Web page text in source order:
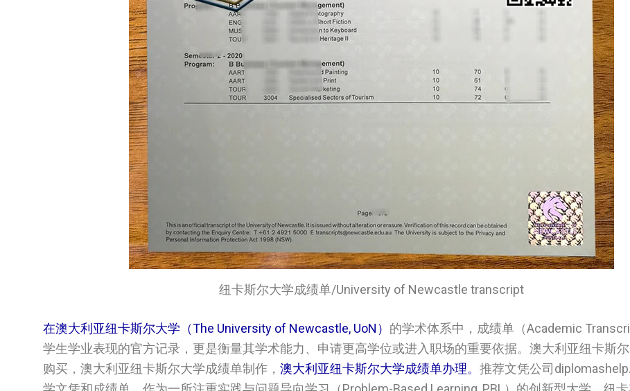
纽卡斯尔大学成绩单/University of Newcastle transcript
在澳大利亚纽卡斯尔大学（The University of Newcastle, UoN） 的学术体系中，成绩单（Academic
学生学业表现的官方记录，更是衡量其学术能力、申请更高学位或进入职场的重要依据。澳大利亚纽卡斯
购买，澳大利亚纽卡斯尔大学成绩单制作， 澳大利亚纽卡斯尔大学成绩单办理。 推荐文凭公司